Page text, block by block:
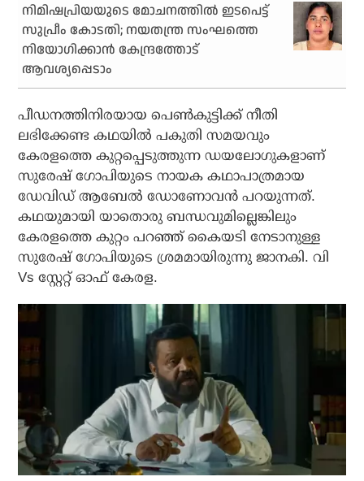
നിമിഷപ്രിയയുടെ മോചനത്തില്‍ ഇടപെട്ട്
സുപ്രീം കോടതി; നയതന്ത്ര സംഘത്തെ
നിയോഗിക്കാന്‍ കേന്ദ്രത്തോട്
ആവശ്യപ്പെടാം
പീഡനത്തിനിരയായ പെണ്‍കുട്ടിക്ക് നീതി
ലഭിക്കേണ്ട കഥയില്‍ പകുതി സമയവും
കേരളത്തെ കുറ്റപ്പെടുത്തുന്ന ഡയലോഗുകളാണ്
സുരേഷ് ഗോപിയുടെ നായക കഥാപാത്രമായ
ഡേവിഡ് ആബേല്‍ ഡോണോവന്‍ പറയുന്നത്.
കഥയുമായി യാതൊരു ബന്ധവുമില്ലെങ്കിലും
കേരളത്തെ കുറ്റം പറഞ്ഞ് കൈയടി നേടാനുള്ള
സുരേഷ് ഗോപിയുടെ ശ്രമമായിരുന്നു ജാനകി. വി
Vs സ്റ്റേറ്റ് ഓഫ് കേരള.